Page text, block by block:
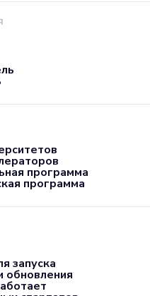
программа
программа
запуска
обновления